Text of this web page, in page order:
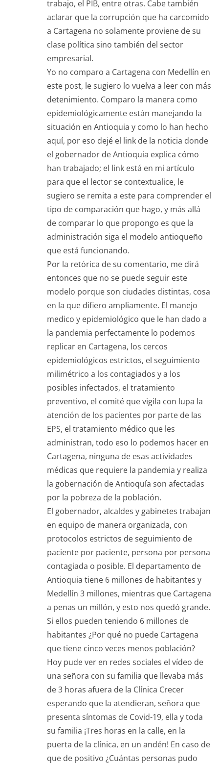
trabajo, el PIB, entre otras. Cabe también
aclarar que la corrupción que ha carcomido
a Cartagena no solamente proviene de su
clase política sino también del sector
empresarial.
Yo no comparo a Cartagena con Medellín en
este post, le sugiero lo vuelva a leer con más
detenimiento. Comparo la manera como
epidemiológicamente están manejando la
situación en Antioquia y como lo han hecho
aquí, por eso dejé el link de la noticia donde
el gobernador de Antioquia explica cómo
han trabajado; el link está en mi artículo
para que el lector se contextualice, le
sugiero se remita a este para comprender el
tipo de comparación que hago, y más allá
de comparar lo que propongo es que la
administración siga el modelo antioqueño
que está funcionando.
Por la retórica de su comentario, me dirá
entonces que no se puede seguir este
modelo porque son ciudades distintas, cosa
en la que difiero ampliamente. El manejo
medico y epidemiológico que le han dado a
la pandemia perfectamente lo podemos
replicar en Cartagena, los cercos
epidemiológicos estrictos, el seguimiento
milimétrico a los contagiados y a los
posibles infectados, el tratamiento
preventivo, el comité que vigila con lupa la
atención de los pacientes por parte de las
EPS, el tratamiento médico que les
administran, todo eso lo podemos hacer en
Cartagena, ninguna de esas actividades
médicas que requiere la pandemia y realiza
la gobernación de Antioquía son afectadas
por la pobreza de la población.
El gobernador, alcaldes y gabinetes trabajan
en equipo de manera organizada, con
protocolos estrictos de seguimiento de
paciente por paciente, persona por persona
contagiada o posible. El departamento de
Antioquia tiene 6 millones de habitantes y
Medellín 3 millones, mientras que Cartagena
a penas un millón, y esto nos quedó grande.
Si ellos pueden teniendo 6 millones de
habitantes ¿Por qué no puede Cartagena
que tiene cinco veces menos población?
Hoy pude ver en redes sociales el vídeo de
una señora con su familia que llevaba más
de 3 horas afuera de la Clínica Crecer
esperando que la atendieran, señora que
presenta síntomas de Covid-19, ella y toda
su familia ¡Tres horas en la calle, en la
puerta de la clínica, en un andén! En caso de
que de positivo ¿Cuántas personas pudo